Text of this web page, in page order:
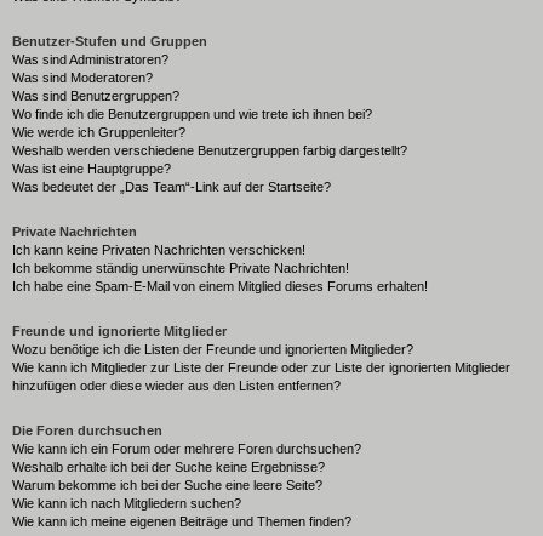
Benutzer-Stufen und Gruppen
Was sind Administratoren?
Was sind Moderatoren?
Was sind Benutzergruppen?
Wo finde ich die Benutzergruppen und wie trete ich ihnen bei?
Wie werde ich Gruppenleiter?
Weshalb werden verschiedene Benutzergruppen farbig dargestellt?
Was ist eine Hauptgruppe?
Was bedeutet der „Das Team“-Link auf der Startseite?
Private Nachrichten
Ich kann keine Privaten Nachrichten verschicken!
Ich bekomme ständig unerwünschte Private Nachrichten!
Ich habe eine Spam-E-Mail von einem Mitglied dieses Forums erhalten!
Freunde und ignorierte Mitglieder
Wozu benötige ich die Listen der Freunde und ignorierten Mitglieder?
Wie kann ich Mitglieder zur Liste der Freunde oder zur Liste der ignorierten Mitglieder
hinzufügen oder diese wieder aus den Listen entfernen?
Die Foren durchsuchen
Wie kann ich ein Forum oder mehrere Foren durchsuchen?
Weshalb erhalte ich bei der Suche keine Ergebnisse?
Warum bekomme ich bei der Suche eine leere Seite?
Wie kann ich nach Mitgliedern suchen?
Wie kann ich meine eigenen Beiträge und Themen finden?